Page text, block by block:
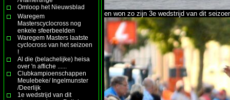
Omloop het Nieuwsblad
Waregem
Masterscyclocross nog
enkele sfeerbeelden
Waregem Masters laatste
cyclocross van het seizoen
!
Al die (belachelijke) heisa
over 'n affiche ......
Clubkampioenschappen
Meulebeke/ Ingelmunster
/Deerlijk
1e wedstrijd van dit
en won zo zijn 3e wedstrijd van dit